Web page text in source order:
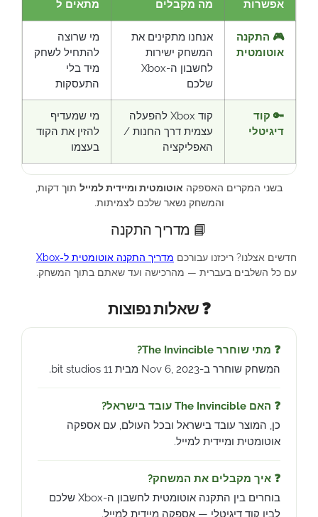
אפשרות מה מקבלים מתאים ל
🎮 התקנה
אוטומטית
אנחנו מתקינים את
המשחק ישירות
לחשבון ה-Xbox
שלכם
מי שרוצה
להתחיל לשחק
מיד בלי
התעסקות
🔑 קוד
דיגיטלי
קוד Xbox להפעלה
עצמית דרך החנות /
האפליקציה
מי שמעדיף
להזין את הקוד
בעצמו
בשני המקרים האספקה אוטומטית ומיידית למייל תוך דקות,
והמשחק נשאר שלכם לצמיתות.
📘 מדריך התקנה
חדשים אצלנו? ריכזנו עבורכם מדריך התקנה אוטומטית ל-Xbox
עם כל השלבים בעברית — מהרכישה ועד שאתם בתוך המשחק.
❓ שאלות נפוצות
❓ מתי שוחרר The Invincible?
המשחק שוחרר ב-Nov 6, 2023 מבית 11 bit studios.
❓ האם The Invincible עובד בישראל?
כן, המוצר עובד בישראל ובכל העולם, עם אספקה
אוטומטית ומיידית למייל.
❓ איך מקבלים את המשחק?
בוחרים בין התקנה אוטומטית לחשבון ה-Xbox שלכם
לבין קוד דיגיטלי — אספקה מיידית למייל.